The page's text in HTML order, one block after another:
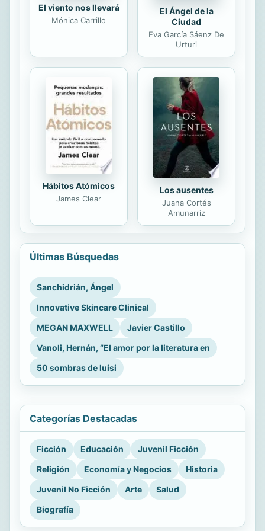
El viento nos llevará
Mónica Carrillo
El Ángel de la
Ciudad
Eva García Sáenz De
Urturi
Hábitos Atómicos
James Clear
Los ausentes
Juana Cortés
Amunarriz
Últimas Búsquedas
Sanchidrián, Ángel
Innovative Skincare Clinical
MEGAN MAXWELL
Javier Castillo
Vanoli, Hernán, “El amor por la literatura en
50 sombras de luisi
Categorías Destacadas
Ficción Educación
Juvenil Ficción
Religión
Economía y Negocios
Historia
Juvenil No Ficción
Arte
Salud
Biografía